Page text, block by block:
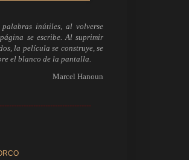
inútiles, al volverse
se escribe. Al suprimir
la película se construye, se
el blanco de la pantalla.
Marcel Hanoun